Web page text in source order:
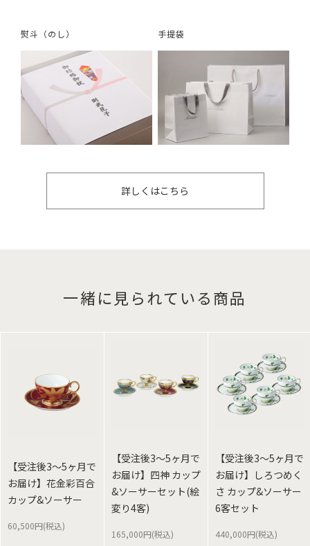
熨斗（のし） 手提袋
詳しくはこちら
一緒に見られている商品
【受注後3～5ヶ月で
お届け】花金彩百合
カップ&ソーサー
60,500円(税込)
【受注後3～5ヶ月で
お届け】四神 カップ
&ソーサーセット(絵
変り4客)
165,000円(税込)
【受注後3～5ヶ月で
お届け】しろつめく
さ カップ&ソーサー
6客セット
440,000円(税込)